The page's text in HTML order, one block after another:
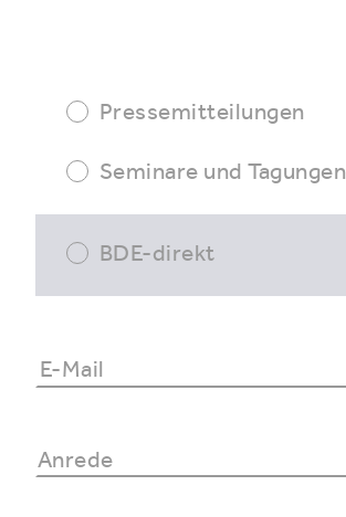
Pressemitteilungen
Seminare und Tagungen
BDE-direkt